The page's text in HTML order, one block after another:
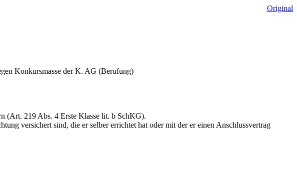
Original
Konkursmasse der K. AG (Berufung)
(Art. 219 Abs. 4 Erste Klasse lit. b SchKG).
versichert sind, die er selber errichtet hat oder mit der er einen Anschlussvertrag